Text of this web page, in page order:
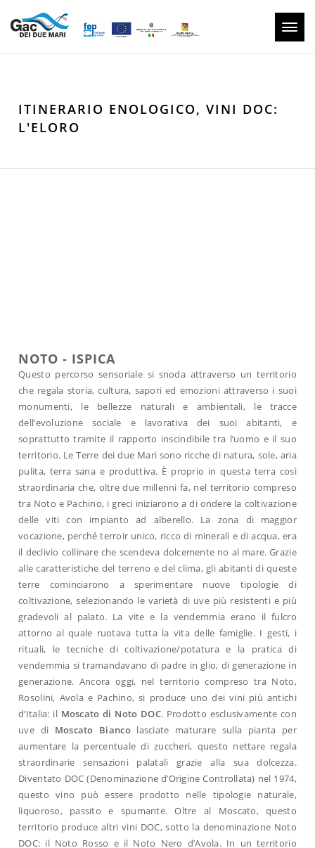
ITINERARIO ENOLOGICO, VINI DOC:
L'ELORO
NOTO - ISPICA
Questo percorso sensoriale si snoda attraverso un territorio
che regala storia, cultura, sapori ed emozioni attraverso i suoi
monumenti, le bellezze naturali e ambientali, le tracce
dell’evoluzione sociale e lavorativa dei suoi abitanti, e
soprattutto tramite il rapporto inscindibile tra l’uomo e il suo
territorio. Le Terre dei due Mari sono ricche di natura, sole, aria
pulita, terra sana e produttiva. È proprio in questa terra così
straordinaria che, oltre due millenni fa, nel territorio compreso
tra Noto e Pachino, i greci iniziarono a di ondere la coltivazione
delle viti con impianto ad alberello. La zona di maggior
vocazione, perché terroir unico, ricco di minerali e di acqua, era
il declivio collinare che scendeva dolcemente no al mare. Grazie
alle caratteristiche del terreno e del clima, gli abitanti di queste
terre cominciarono a sperimentare nuove tipologie di
coltivazione, selezionando le varietà di uve più resistenti e più
gradevoli al palato. La vite e la vendemmia erano il fulcro
attorno al quale ruotava tutta la vita delle famiglie. I gesti, i
rituali, le tecniche di coltivazione/potatura e la pratica di
vendemmia si tramandavano di padre in glio, di generazione in
generazione. Ancora oggi, nel territorio compreso tra Noto,
Rosolini, Avola e Pachino, si produce uno dei vini più antichi
d’Italia: il Moscato di Noto DOC. Prodotto esclusivamente con
uve di Moscato Biancolasciate maturare sulla pianta per
aumentare la percentuale di zuccheri, questo nettare regala
straordinarie sensazioni palatali grazie alla sua dolcezza.
Diventato DOC (Denominazione d’Origine Controllata) nel 1974,
questo vino può essere prodotto nelle tipologie naturale,
liquoroso, passito e spumante. Oltre al Moscato, questo
territorio produce altri vini DOC, sotto la denominazione Noto
DOC: il Noto Rosso e il Noto Nero d’Avola. In un territorio